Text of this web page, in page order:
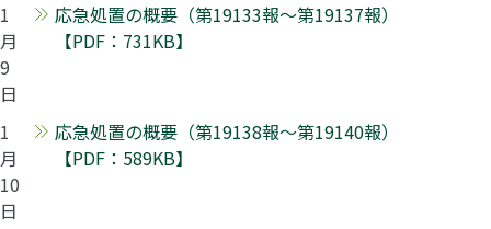
1
月
9
日
応急処置の概要（第19133報～第19137報）
【PDF：731KB】
1
月
10
日
応急処置の概要（第19138報～第19140報）
【PDF：589KB】